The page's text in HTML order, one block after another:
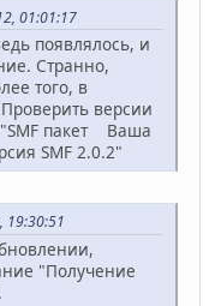
01:01:17
появлялось, и
Странно,
того, в
версии
пакет Ваша
SMF 2.0.2"
"Получение